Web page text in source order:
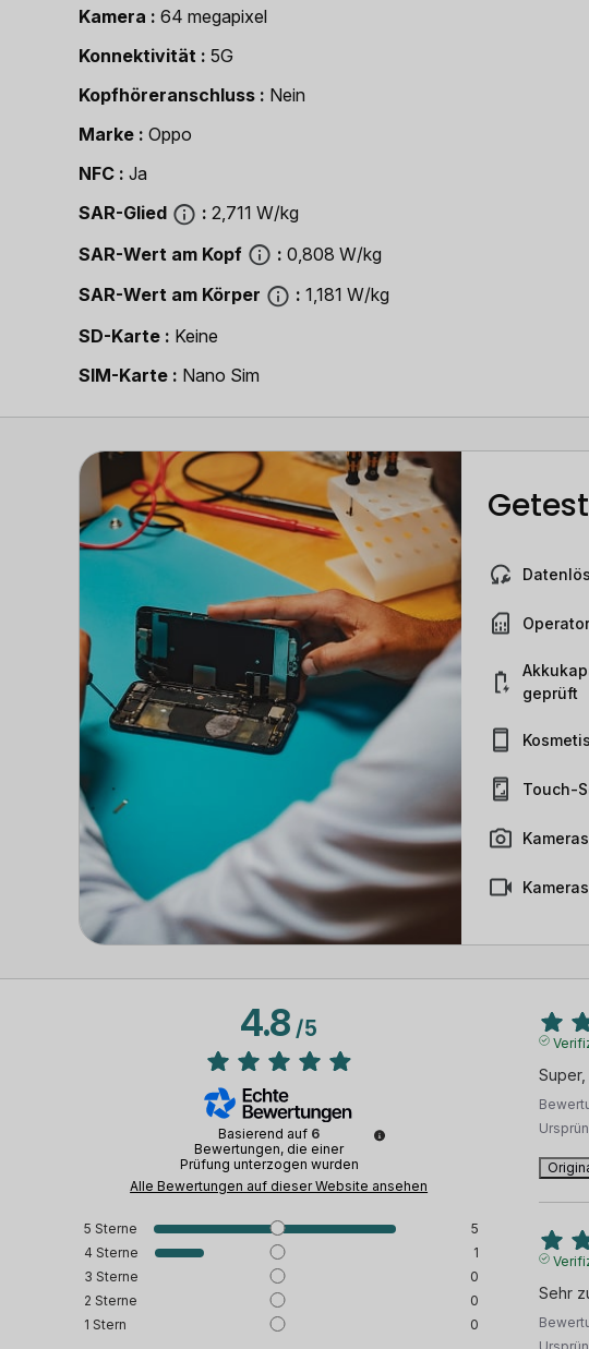
Kamera
64 megapixel
Konnektivität
5G
Kopfhöreranschluss
Nein
Marke
Oppo
NFC
Ja
SAR-Glied
2,711 W/kg
SAR-Wert am Kopf
0,808 W/kg
SAR-Wert am Körper
1,181 W/kg
SD-Karte
Keine
SIM-Karte
Nano Sim
geprüft
Touch-
Kameras
Kameras
4.8/5
Basierend auf 6
Bewertungen, die einer
Prüfung unterzogen wurden
Alle Bewertungen auf dieser Website ansehen
5 Sterne
5
4 Sterne
1
3 Sterne
0
2 Sterne
0
1 Stern 0
Sehr